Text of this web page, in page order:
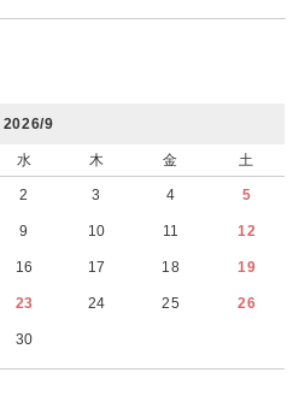
2026/9
水 木 金 土
2 3 4 5
9 10 11 12
16 17 18 19
23 24 25 26
30